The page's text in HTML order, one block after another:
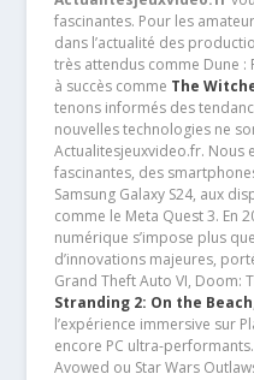
fascinantes. Pour les
dans l’actualité des
très attendus comme Dune :
à succès comme The
tenons informés des
nouvelles technologies ne
Actualitesjeuxvideo.fr. Nous
fascinantes, des
Samsung Galaxy S24, aux
comme le Meta Quest 3. En
numérique s’impose plus
d’innovations majeures,
Grand Theft Auto VI, Doom:
Stranding 2: On the Beach
l’expérience immersive sur
encore PC ultra-
Avowed ou Star Wars